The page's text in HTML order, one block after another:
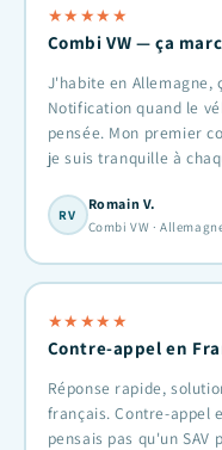
★★ ★★ ★
Combi VW — ça
J'habite en
Notification quand le
pensée. Mon premier
je suis tranquille à
RV
Romain V.
Combi VW ·
★★ ★★ ★
Contre-appel en
Réponse rapide,
français. Contre-appel
pensais pas qu'un